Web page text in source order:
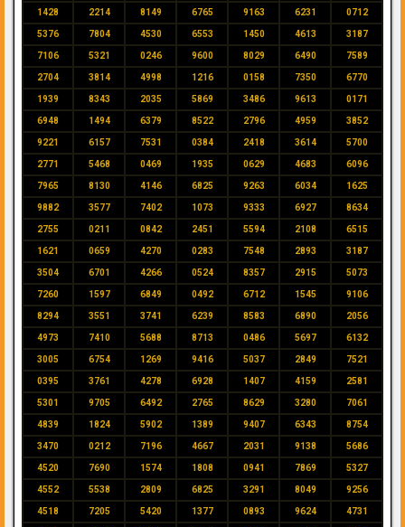
1428 2214 8149 6765 9163 6231 0712
5376 7804 4530 6553 1450 4613 3187
7106 5321 0246 9600 8029 6490 7589
2704 3814 4998 1216 0158 7350 6770
1939 8343 2035 5869 3486 9613 0171
6948 1494 6379 8522 2796 4959 3852
9221 6157 7531 0384 2418 3614 5700
2771 5468 0469 1935 0629 4683 6096
7965 8130 4146 6825 9263 6034 1625
9882 3577 7402 1073 9333 6927 8634
2755 0211 0842 2451 5594 2108 6515
1621 0659 4270 0283 7548 2893 3187
3504 6701 4266 0524 8357 2915 5073
7260 1597 6849 0492 6712 1545 9106
8294 3551 3741 6239 8583 6890 2056
4973 7410 5688 8713 0486 5697 6132
3005 6754 1269 9416 5037 2849 7521
0395 3761 4278 6928 1407 4159 2581
5301 9705 6492 2765 8629 3280 7061
4839 1824 5902 1389 9407 6343 8754
3470 0212 7196 4667 2031 9138 5686
4520 7690 1574 1808 0941 7869 5327
4552 5538 2809 6825 3291 8049 9256
4518 7205 5420 1377 0893 9624 4731